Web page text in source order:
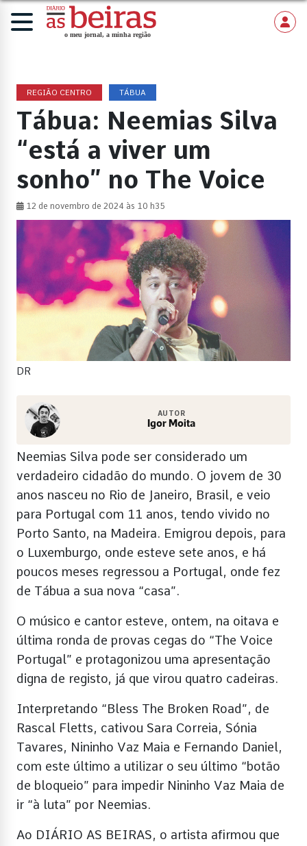
REGIÃO CENTRO TÁBUA
Tábua: Neemias Silva
“está a viver um
sonho” no The Voice
12 de novembro de 2024 às 10 h35
DR
AUTOR
Igor Moita
Neemias Silva pode ser considerado um
verdadeiro cidadão do mundo. O jovem de 30
anos nasceu no Rio de Janeiro, Brasil, e veio
para Portugal com 11 anos, tendo vivido no
Porto Santo, na Madeira. Emigrou depois, para
o Luxemburgo, onde esteve sete anos, e há
poucos meses regressou a Portugal, onde fez
de Tábua a sua nova “casa”.
O músico e cantor esteve, ontem, na oitava e
última ronda de provas cegas do “The Voice
Portugal” e protagonizou uma apresentação
digna de registo, já que virou quatro cadeiras.
Interpretando “Bless The Broken Road”, de
Rascal Fletts, cativou Sara Correia, Sónia
Tavares, Nininho Vaz Maia e Fernando Daniel,
com este último a utilizar o seu último “botão
de bloqueio” para impedir Nininho Vaz Maia de
ir “à luta” por Neemias.
Ao DIÁRIO AS BEIRAS, o artista afirmou que